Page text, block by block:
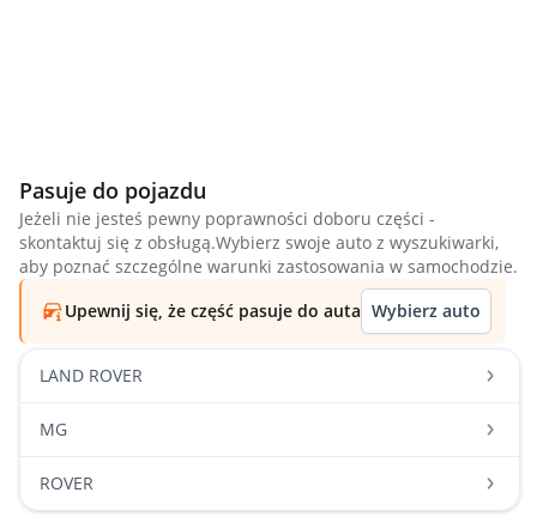
Pasuje do pojazdu
Jeżeli nie jesteś pewny poprawności doboru części -
skontaktuj się z obsługą.Wybierz swoje auto z wyszukiwarki,
aby poznać szczególne warunki zastosowania w samochodzie.
Upewnij się, że część pasuje do auta Wybierz auto
LAND ROVER
MG
ROVER